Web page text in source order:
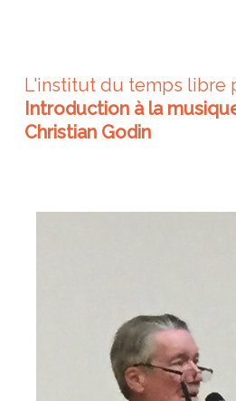
L'institut du temps libre
Introduction à la
Christian Godin